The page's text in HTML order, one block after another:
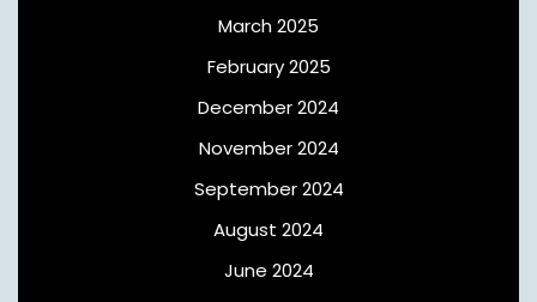
March 2025
February 2025
December 2024
November 2024
September 2024
August 2024
June 2024